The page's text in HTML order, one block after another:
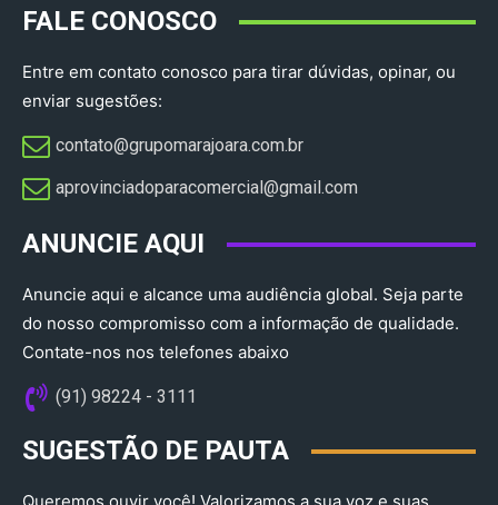
FALE CONOSCO
Entre em contato conosco para tirar dúvidas, opinar, ou
enviar sugestões:
contato@grupomarajoara.com.br
aprovinciadoparacomercial@gmail.com​
ANUNCIE AQUI
Anuncie aqui e alcance uma audiência global. Seja parte
do nosso compromisso com a informação de qualidade.
Contate-nos nos telefones abaixo
(91) 98224 - 3111
SUGESTÃO DE PAUTA